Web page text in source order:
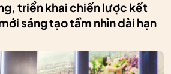
triển khai chiến lược kết
sáng tạo tầm nhìn dài hạn